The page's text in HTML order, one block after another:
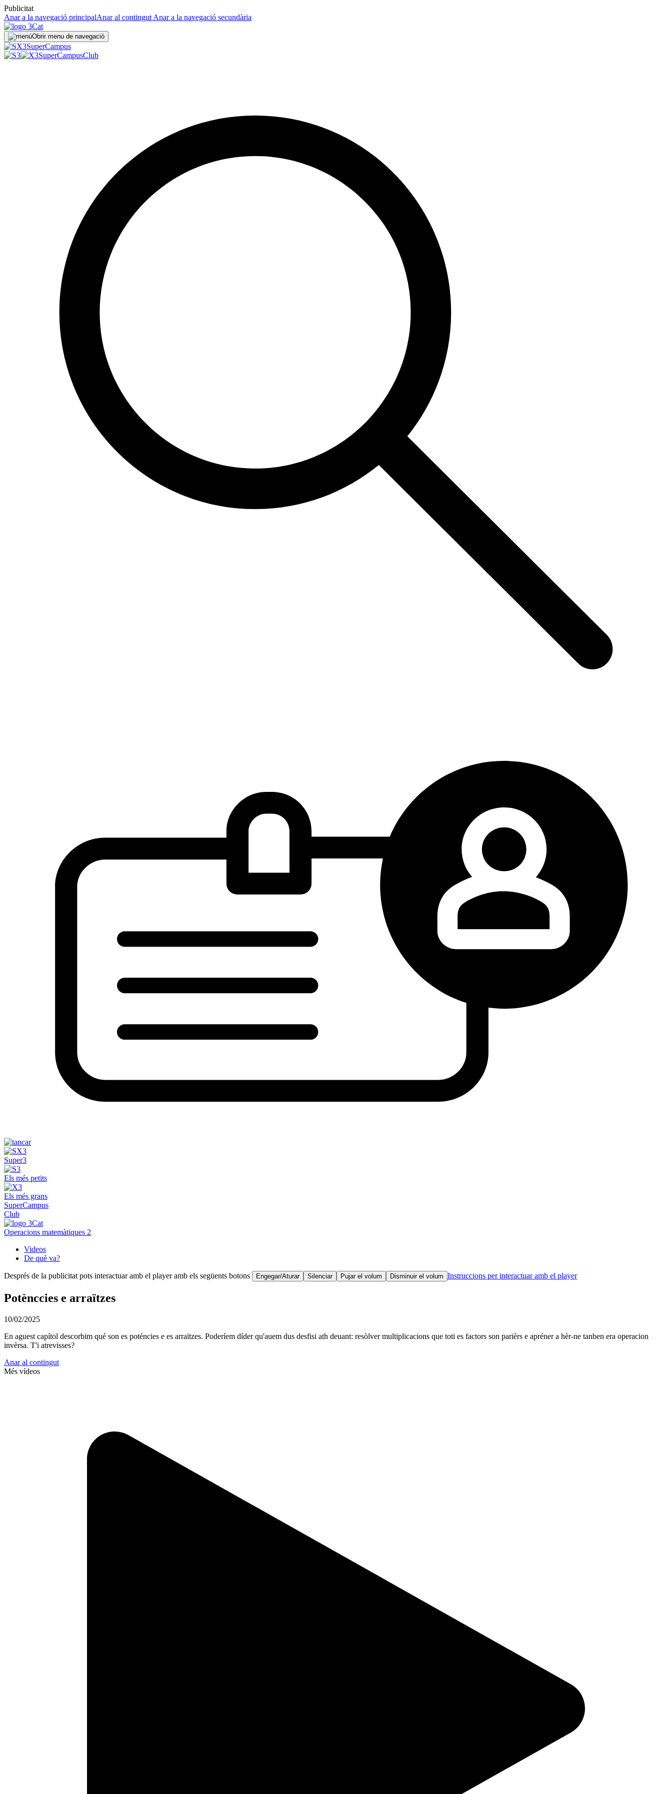
Publicitat
Anar a la navegació principalAnar al contingut Anar a la navegació secundària
Obrir menu de navegació
SuperCampus
SuperCampusClub
Super3
Els més petits
Els més grans
SuperCampus
Club
Operacions matemàtiques 2
Videos
De què va?
Després de la publicitat pots interactuar amb el player amb els següents botons Engegar/Aturar Silenciar Pujar el volum Disminuir el volum Instruccions per interactuar amb el player
Potènccies e arraïtzes
10/02/2025
En aguest capítol descorbim qué son es poténcies e es arraïtzes. Poderíem díder qu'auem dus desfisi ath deuant: resòlver multiplicacions que toti es factors son parièrs e apréner a hèr-ne tanben era operacion
invèrsa. T'i atrevisses?
Anar al contingut
Més vídeos